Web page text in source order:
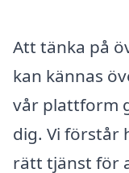
Att tänka på
kan kännas
vår plattform
dig. Vi förstår
rätt tjänst för